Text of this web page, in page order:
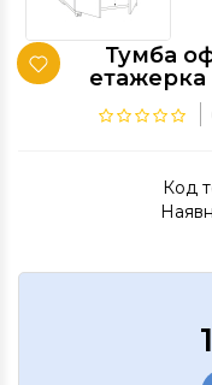
Тумба
етажерка
Код